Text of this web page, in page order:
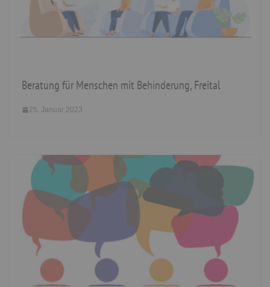
Beratung für Menschen mit Behinderung, Freital
25. Januar 2023